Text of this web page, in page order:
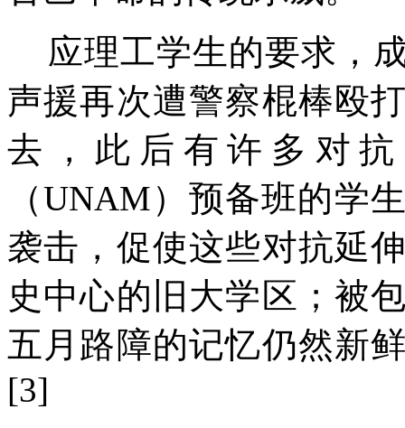
应理工学生的要求，
声援再次遭警察棍棒殴
去，此后有许多对
（UNAM）预备班的学
袭击，促使这些对抗延
史中心的旧大学区；被
五月路障的记忆仍然新
[3]